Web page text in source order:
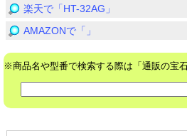
楽天で「HT-32AG」
AMAZONで「」
※商品名や型番で検索する際は「通販の宝